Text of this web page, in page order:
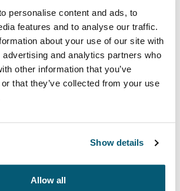
personalise content and ads, to
features and to analyse our traffic.
about your use of our site with
and analytics partners who
other information that you’ve
that they’ve collected from your use
Show details
Allow all
entièrement satisfait de votre achat,
dans le point de vente
délai de 30 jours à compter de la
d'un remboursement ou d'un
l'ensemble des réglementations
en matière de vente de
et de garanties associées. La